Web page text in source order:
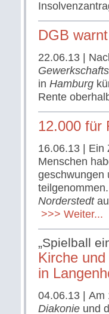
DGB
22.06.13 |
in Hamburg
Rente
12.000 für
16.06.13 |
Menschen
geschwungen
Norderstedt
>>> Weiter...
„Spielball
Kirche
in
04.06.13 |
Diakonie und